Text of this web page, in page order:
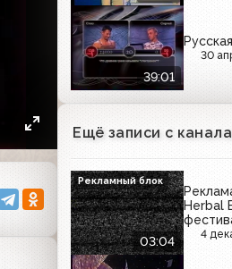
39:01
30
Ещё записи с канала
03:04
Herbal
4
Рекламный блок